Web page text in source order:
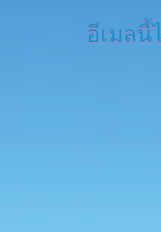
อีเมลนี้